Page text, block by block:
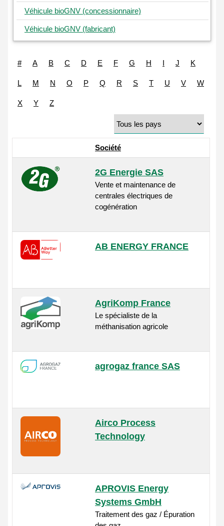
Véhicule bioGNV (concessionnaire)
Véhicule bioGNV (fabricant)
# A B C D E F G H I J K
L M N O P Q R S T U V W
X Y Z
Société
2G Energie SAS
Vente et maintenance de
centrales électriques de
cogénération
AB ENERGY FRANCE
AgriKomp France
Le spécialiste de la
méthanisation agricole
agrogaz france SAS
Airco Process
Technology
APROVIS Energy
Systems GmbH
Traitement des gaz / Épuration